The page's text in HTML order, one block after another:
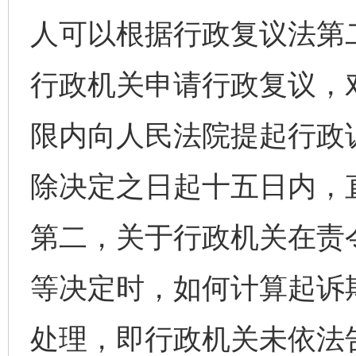
人可以根据行政复议法
行政机关申请行政复议
限内向人民法院提起行
除决定之日起十五日内
第二，关于行政机关在
等决定时，如何计算起
处理，即行政机关未依